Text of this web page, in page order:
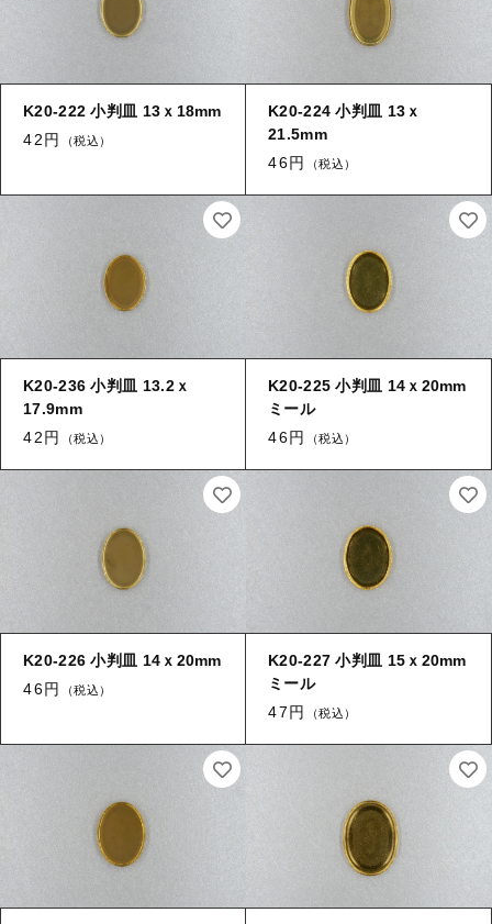
K20-222 小判皿 13ｘ18mm
42円
（税込）
K20-224 小判皿 13ｘ
21.5mm
46円
（税込）
K20-236 小判皿 13.2ｘ
17.9mm
42円
（税込）
K20-225 小判皿 14ｘ20mm
ミール
46円
（税込）
K20-226 小判皿 14ｘ20mm
46円
（税込）
K20-227 小判皿 15ｘ20mm
ミール
47円
（税込）
【加工】 刻印
当社について
銅板のデザイン提案
真鍮とは
ブログ
お問い合わせ
ログイン
≪チャーム≫
≪チャーム≫ 葉
≪チャーム≫ 花
≪チャーム≫ 両環付き
その他
【加工】 溶接（ロー付け）
【加工】 穴あけ・ヤブリ
【加工】 刻印